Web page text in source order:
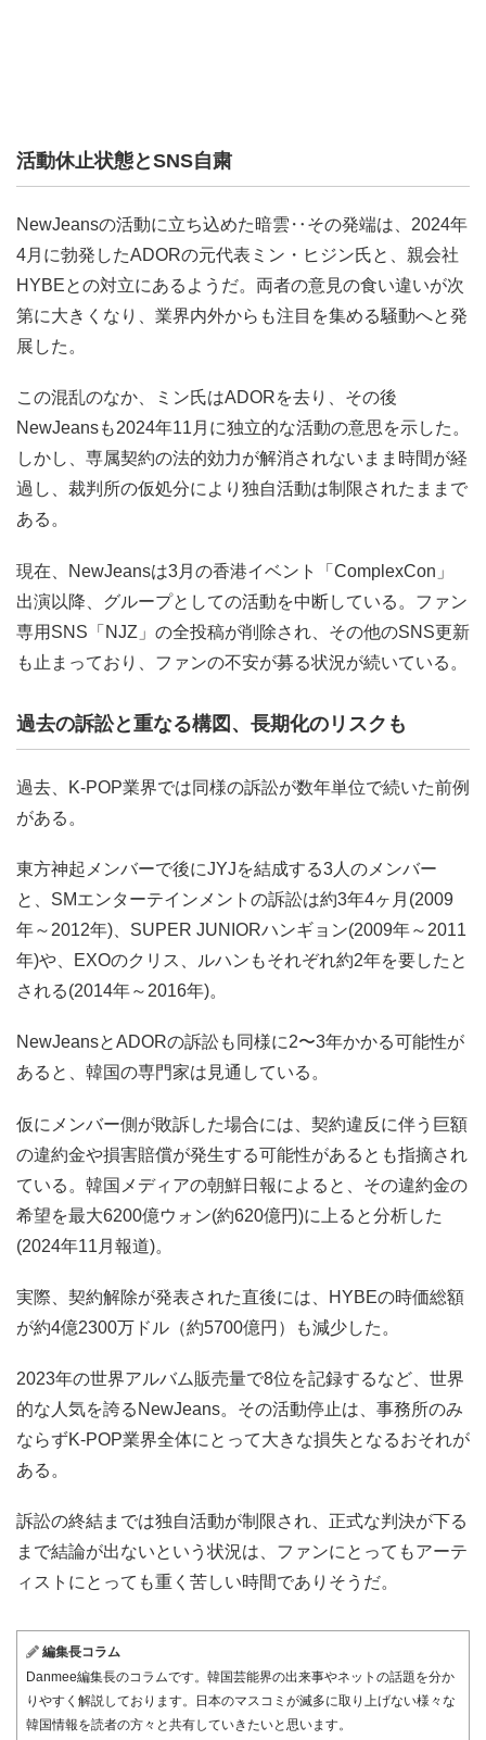
活動休止状態とSNS自粛
NewJeansの活動に立ち込めた暗雲‥その発端は、2024年
4月に勃発したADORの元代表ミン・ヒジン氏と、親会社
HYBEとの対立にあるようだ。両者の意見の食い違いが次
第に大きくなり、業界内外からも注目を集める騒動へと発
展した。
この混乱のなか、ミン氏はADORを去り、その後
NewJeansも2024年11月に独立的な活動の意思を示した。
しかし、専属契約の法的効力が解消されないまま時間が経
過し、裁判所の仮処分により独自活動は制限されたままで
ある。
現在、NewJeansは3月の香港イベント「ComplexCon」
出演以降、グループとしての活動を中断している。ファン
専用SNS「NJZ」の全投稿が削除され、その他のSNS更新
も止まっており、ファンの不安が募る状況が続いている。
過去の訴訟と重なる構図、長期化のリスクも
過去、K-POP業界では同様の訴訟が数年単位で続いた前例
がある。
東方神起メンバーで後にJYJを結成する3人のメンバー
と、SMエンターテインメントの訴訟は約3年4ヶ月(2009
年～2012年)、SUPER JUNIORハンギョン(2009年～2011
年)や、EXOのクリス、ルハンもそれぞれ約2年を要したと
される(2014年～2016年)。
NewJeansとADORの訴訟も同様に2〜3年かかる可能性が
あると、韓国の専門家は見通している。
仮にメンバー側が敗訴した場合には、契約違反に伴う巨額
の違約金や損害賠償が発生する可能性があるとも指摘され
ている。韓国メディアの朝鮮日報によると、その違約金の
希望を最大6200億ウォン(約620億円)に上ると分析した
(2024年11月報道)。
実際、契約解除が発表された直後には、HYBEの時価総額
が約4億2300万ドル（約5700億円）も減少した。
2023年の世界アルバム販売量で8位を記録するなど、世界
的な人気を誇るNewJeans。その活動停止は、事務所のみ
ならずK-POP業界全体にとって大きな損失となるおそれが
ある。
訴訟の終結までは独自活動が制限され、正式な判決が下る
まで結論が出ないという状況は、ファンにとってもアーテ
ィストにとっても重く苦しい時間でありそうだ。
編集長コラム
Danmee編集長のコラムです。韓国芸能界の出来事やネットの話題を分か
りやすく解説しております。日本のマスコミが滅多に取り上げない様々な
韓国情報を読者の方々と共有していきたいと思います。